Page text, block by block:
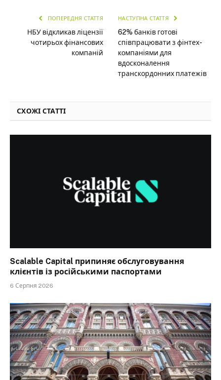
ПОПЕРЕДНЯ СТАТТЯ
НБУ відкликав ліцензії
чотирьох фінансових
компаній
НАСТУПНА СТАТТЯ
62% банків готові
співпрацювати з фінтех-
компаніями для
вдосконалення
транскордонних платежів
СХОЖІ СТАТТІ
Scalable Capital припиняє обслуговування
клієнтів із російськими паспортами
6 Серпня 2026